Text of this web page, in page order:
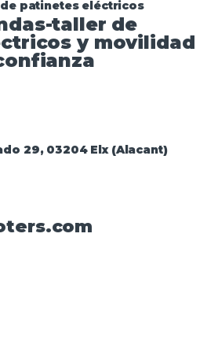
taller de
y movilidad
29, 03204 Elx (Alacant)